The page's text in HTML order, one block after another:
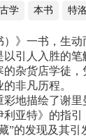
学 本书 特
）》一书，生
引人入胜的
杂货店学徒
非凡历程。
地描绘了谢
亚特》的指
”的发现及其